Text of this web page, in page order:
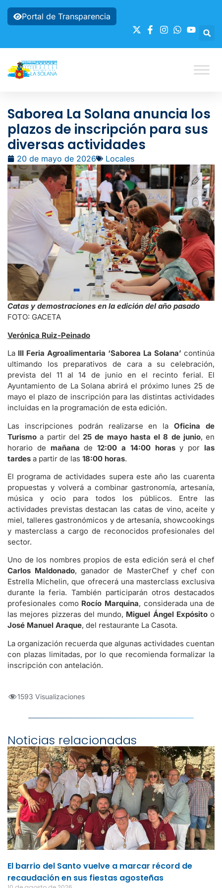
Portal de Transparencia
Saborea La Solana anuncia los
plazos de inscripción para sus
diversas actividades
20 de mayo de 2026 Locales
Catas y demostraciones en la edición del año pasado
FOTO: GACETA
Verónica Ruiz-Peinado
La III Feria Agroalimentaria ‘Saborea La Solana’ continúa
ultimando los preparativos de cara a su celebración,
prevista del 11 al 14 de junio en el recinto ferial. El
Ayuntamiento de La Solana abrirá el próximo lunes 25 de
mayo el plazo de inscripción para las distintas actividades
incluidas en la programación de esta edición.
Las inscripciones podrán realizarse en laOficina de
Turismo a partir del 25 de mayo hasta el 8 de junio, en
horario de mañana de12:00 a 14:00 horasy por las
tardes a partir de las 18:00 horas.
El programa de actividades supera este año las cuarenta
propuestas y volverá a combinar gastronomía, artesanía,
música y ocio para todos los públicos. Entre las
actividades previstas destacan las catas de vino, aceite y
miel, talleres gastronómicos y de artesanía, showcookings
y masterclass a cargo de reconocidos profesionales del
sector.
Uno de los nombres propios de esta edición será el chef
Carlos Maldonado, ganador de MasterChef y chef con
Estrella Michelin, que ofrecerá una masterclass exclusiva
durante la feria. También participarán otros destacados
profesionales como Rocío Marquina, considerada una de
las mejores pizzeras del mundo, Miguel Ángel Expósitoo
José Manuel Araque, del restaurante La Casota.
La organización recuerda que algunas actividades cuentan
con plazas limitadas, por lo que recomienda formalizar la
inscripción con antelación.
1593 Visualizaciones
Noticias relacionadas
El barrio del Santo vuelve a marcar récord de
recaudación en sus fiestas agosteñas